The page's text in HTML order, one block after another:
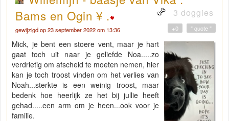
Bams en Ogin ¥ .
3 doggies
gewijzigd op 23 september 2022 om 13:36 " quote "
+0
Mick, je bent een stoere vent, maar je hart
gaat toch uit naar je geliefde Noa.....zo
verdrietig om afscheid te moeten nemen, hier
kan je toch troost vinden om het verlies van
Noah...sterkte is een weinig troost, maar
bedenk hoe heerlijk ze het bij jullie heeft
gehad.....een arm om je heen...ook voor je
familie.